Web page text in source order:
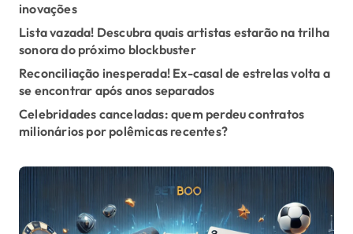
n
a
t
i
o
n
inovações
Lista vazada! Descubra quais artistas estarão na trilha
sonora do próximo blockbuster
Reconciliação inesperada! Ex-casal de estrelas volta a
se encontrar após anos separados
Celebridades canceladas: quem perdeu contratos
milionários por polêmicas recentes?